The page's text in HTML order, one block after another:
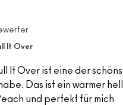
It Over
It Over ist eine der
Das ist ein warmer
und perfekt für mich